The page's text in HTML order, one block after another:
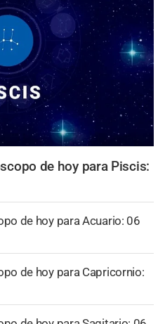
de hoy para Piscis:
de hoy para Acuario: 06
de hoy para Capricornio: